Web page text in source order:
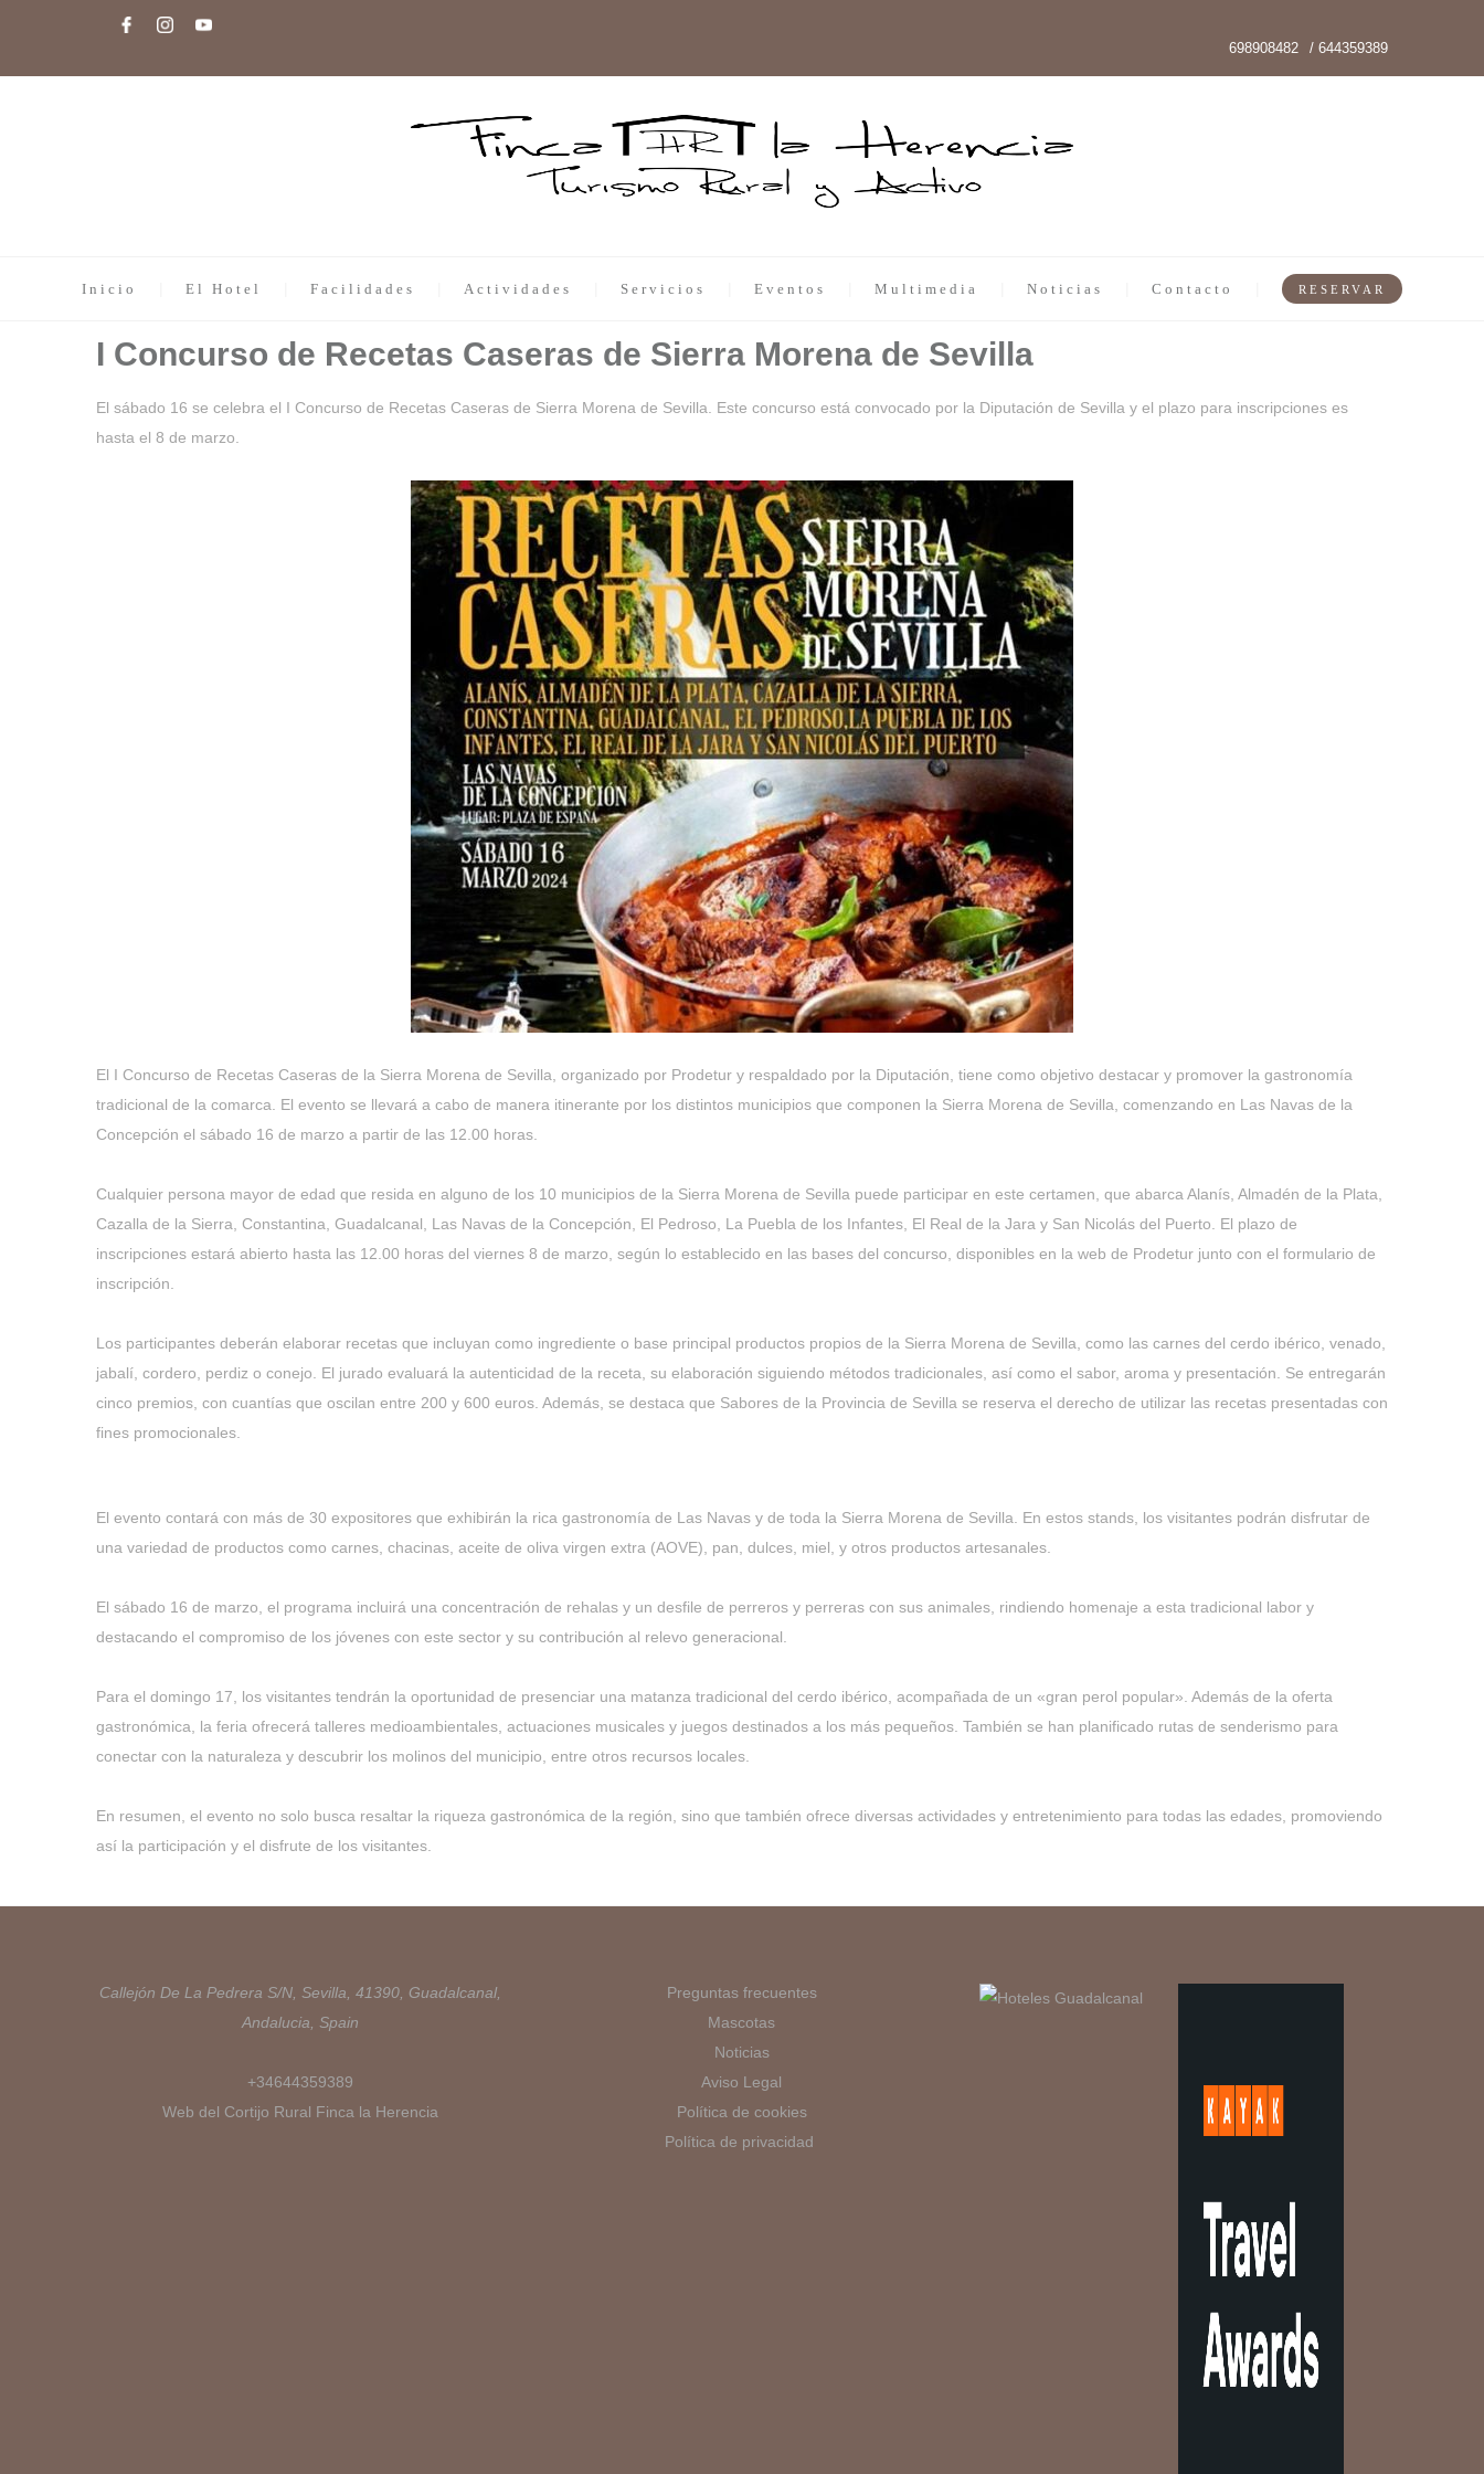
/ 644359389
698908482
Inicio El Hotel Facilidades Actividades Servicios Eventos Multimedia Noticias Contacto RESERVAR
I Concurso de Recetas Caseras de Sierra Morena de Sevilla
El sábado 16 se celebra el I Concurso de Recetas Caseras de Sierra Morena de Sevilla. Este concurso está convocado por la Diputación de Sevilla y el plazo para inscripciones es
hasta el 8 de marzo.
El I Concurso de Recetas Caseras de la Sierra Morena de Sevilla, organizado por Prodetur y respaldado por la Diputación, tiene como objetivo destacar y promover la gastronomía
tradicional de la comarca. El evento se llevará a cabo de manera itinerante por los distintos municipios que componen la Sierra Morena de Sevilla, comenzando en Las Navas de la
Concepción el sábado 16 de marzo a partir de las 12.00 horas.
Cualquier persona mayor de edad que resida en alguno de los 10 municipios de la Sierra Morena de Sevilla puede participar en este certamen, que abarca Alanís, Almadén de la Plata,
Cazalla de la Sierra, Constantina, Guadalcanal, Las Navas de la Concepción, El Pedroso, La Puebla de los Infantes, El Real de la Jara y San Nicolás del Puerto. El plazo de
inscripciones estará abierto hasta las 12.00 horas del viernes 8 de marzo, según lo establecido en las bases del concurso, disponibles en la web de Prodetur junto con el formulario de
inscripción.
Los participantes deberán elaborar recetas que incluyan como ingrediente o base principal productos propios de la Sierra Morena de Sevilla, como las carnes del cerdo ibérico, venado,
jabalí, cordero, perdiz o conejo. El jurado evaluará la autenticidad de la receta, su elaboración siguiendo métodos tradicionales, así como el sabor, aroma y presentación. Se entregarán
cinco premios, con cuantías que oscilan entre 200 y 600 euros. Además, se destaca que Sabores de la Provincia de Sevilla se reserva el derecho de utilizar las recetas presentadas con
fines promocionales.
El evento contará con más de 30 expositores que exhibirán la rica gastronomía de Las Navas y de toda la Sierra Morena de Sevilla. En estos stands, los visitantes podrán disfrutar de
una variedad de productos como carnes, chacinas, aceite de oliva virgen extra (AOVE), pan, dulces, miel, y otros productos artesanales.
El sábado 16 de marzo, el programa incluirá una concentración de rehalas y un desfile de perreros y perreras con sus animales, rindiendo homenaje a esta tradicional labor y
destacando el compromiso de los jóvenes con este sector y su contribución al relevo generacional.
Para el domingo 17, los visitantes tendrán la oportunidad de presenciar una matanza tradicional del cerdo ibérico, acompañada de un «gran perol popular». Además de la oferta
gastronómica, la feria ofrecerá talleres medioambientales, actuaciones musicales y juegos destinados a los más pequeños. También se han planificado rutas de senderismo para
conectar con la naturaleza y descubrir los molinos del municipio, entre otros recursos locales.
En resumen, el evento no solo busca resaltar la riqueza gastronómica de la región, sino que también ofrece diversas actividades y entretenimiento para todas las edades, promoviendo
así la participación y el disfrute de los visitantes.
Callejón De La Pedrera S/N, Sevilla, 41390, Guadalcanal,
Andalucia, Spain
+34644359389
Web del Cortijo Rural Finca la Herencia
Preguntas frecuentes
Mascotas
Noticias
Aviso Legal
Política de cookies
Política de privacidad